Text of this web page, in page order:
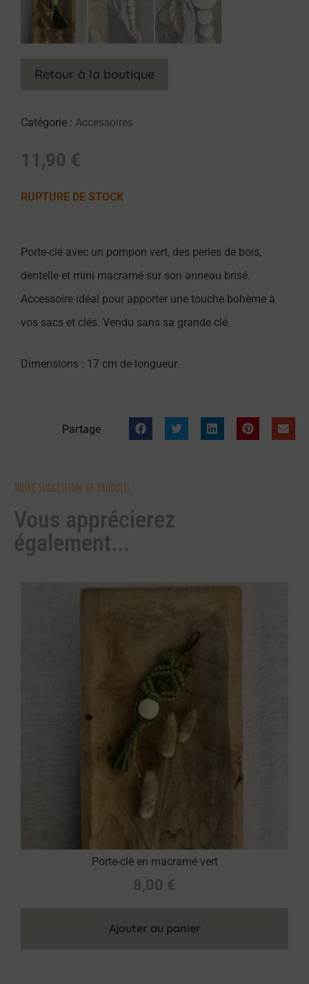
Retour à la boutique
Catégorie : Accessoires
11,90 €
RUPTURE DE STOCK
Porte-clé avec un pompon vert, des perles de bois,
dentelle et mini macramé sur son anneau brisé.
Accessoire idéal pour apporter une touche bohème à
vos sacs et clés. Vendu sans sa grande clé.
Dimensions : 17 cm de longueur
Partage
Notre suggestion de produits
Vous apprécierez
également...
Porte-clé en macramé vert
8,00 €
Ajouter au panier